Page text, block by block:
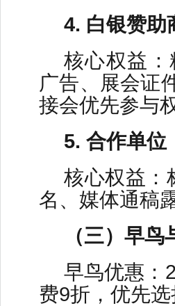
4. 白银赞助
核心权益
广告、展会证
接会优先参与权
5. 合作单位
核心权益：
名、媒体通稿
（三）早
早鸟优惠：
费9折，优先选